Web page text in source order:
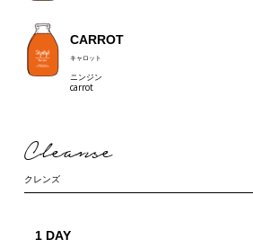
CARROT
キャロット
ニンジン
carrot
Cleanse
クレンズ
1 DAY